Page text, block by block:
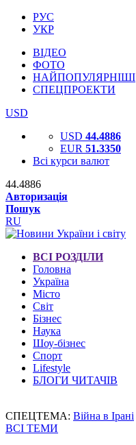
РУС
УКР
ВІДЕО
ФОТО
НАЙПОПУЛЯРНІШІ
СПЕЦПРОЕКТИ
USD
USD 44.4886
EUR 51.3350
Всі курси валют
44.4886
Авторизація
Пошук
RU
ВСІ РОЗДІЛИ
Головна
Україна
Місто
Світ
Бізнес
Наука
Шоу-бізнес
Спорт
Lifestyle
БЛОГИ ЧИТАЧІВ
СПЕЦТЕМА: Війна в Ірані
ВСІ ТЕМИ